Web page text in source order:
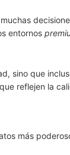
entornos
sino que
reflejen la
más